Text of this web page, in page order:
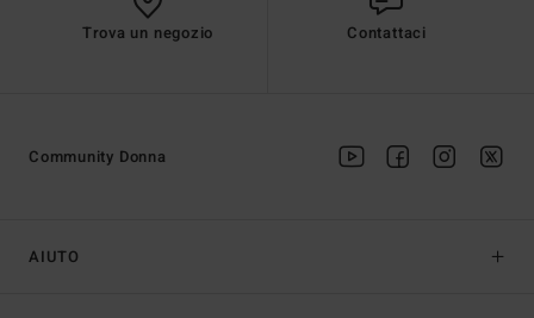
Trova un negozio Contattaci
AIUTO
Community Donna